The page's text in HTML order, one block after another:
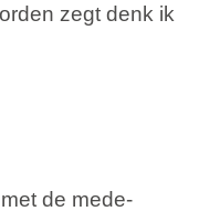
zegt denk ik
de mede-